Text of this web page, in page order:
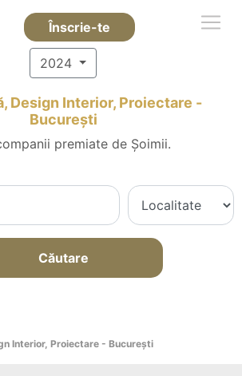
Înscrie-te
2024
Design Interior, Proiectare -
Bucureşti
premiate de Șoimii.
Căutare
Interior, Proiectare - Bucureşti